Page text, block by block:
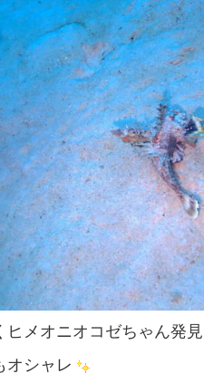
ヒメオニオコゼちゃん発見
オシャレ